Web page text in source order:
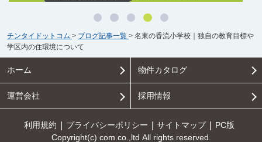
チンタイドットコム > ブログ記事一覧 > 名東の香流小学校｜独自の教育目標や
学区内の住環境について
ホーム 物件カタログ
運営会社 採用情報
利用規約 プライバシーポリシー サイトマップ
PC版
Copyright(c) com.co.,ltd All rights reserved.